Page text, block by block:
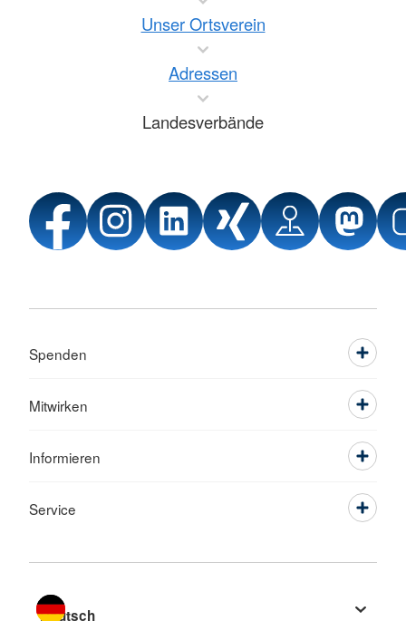
Unser Ortsverein
Adressen
Landesverbände
Spenden
Mitwirken
Informieren
Service
Sprache wechseln zu